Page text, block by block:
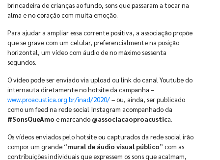
brincadeira de crianças ao fundo, sons que passaram a tocar na
alma e no coração com muita emoção.
Para ajudar a ampliar essa corrente positiva, a associação propõe
que se grave com um celular, preferencialmente na posição
horizontal, um vídeo com áudio de no máximo sessenta
segundos.
O vídeo pode ser enviado via upload ou link do canal Youtube do
internauta diretamente no hotsite da campanha –
www.proacustica.org.br/inad/2020/– ou, ainda, ser publicado
como um feed na rede social Instagram acompanhado da
#SonsQueAmo e marcando @associacaoproacustica.
Os vídeos enviados pelo hotsite ou capturados da rede social irão
compor um grande “mural de áudio visual público” com as
contribuições individuais que expressem os sons que acalmam,